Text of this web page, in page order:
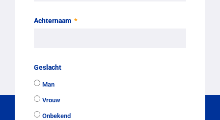
Achternaam
Geslacht
Man
Vrouw
Onbekend